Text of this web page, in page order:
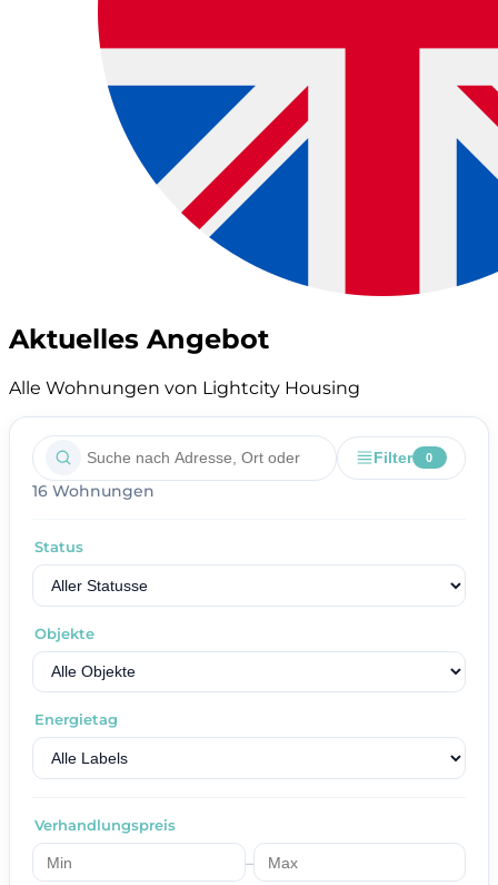
Aktuelles Angebot
Alle Wohnungen von Lightcity Housing
Filter 0
16 Wohnungen
Status
Objekte
Energietag
Verhandlungspreis
–